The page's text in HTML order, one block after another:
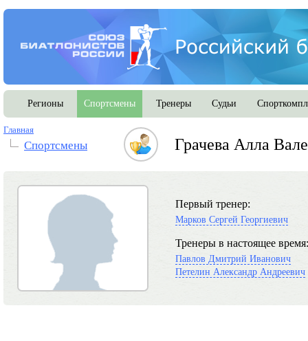
Регионы Спортсмены Тренеры Судьи
Главная
Спортсмены Грачева Алла
Первый тренер:
Марков Сергей Георгиевич
Тренеры в настоящее время:
Павлов Дмитрий Иванович
Петелин Александр Андреевич